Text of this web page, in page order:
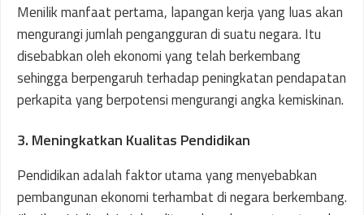
Menilik manfaat pertama, lapangan kerja yang luas akan
mengurangi jumlah pengangguran di suatu negara. Itu
disebabkan oleh ekonomi yang telah berkembang
sehingga berpengaruh terhadap peningkatan pendapatan
perkapita yang berpotensi mengurangi angka kemiskinan.
3. Meningkatkan Kualitas Pendidikan
Pendidikan adalah faktor utama yang menyebabkan
pembangunan ekonomi terhambat di negara berkembang.